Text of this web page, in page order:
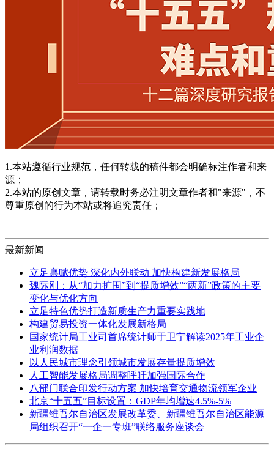
1.本站遵循行业规范，任何转载的稿件都会明确标注作者和来
源；
2.本站的原创文章，请转载时务必注明文章作者和"来源"，不
尊重原创的行为本站或将追究责任；
最新新闻
立足禀赋优势 深化内外联动 加快构建新发展格局
魏际刚：从“加力扩围”到“提质增效”“两新”政策的主要
变化与优化方向
立足特色优势打造新质生产力重要实践地
构建贸易投资一体化发展新格局
国家统计局工业司首席统计师于卫宁解读2025年工业企
业利润数据
以人民城市理念引领城市发展存量提质增效
人工智能发展格局调整呼吁加强国际合作
八部门联合印发行动方案 加快培育交通物流领军企业
北京“十五五”目标设置：GDP年均增速4.5%-5%
新疆维吾尔自治区发展改革委、新疆维吾尔自治区能源
局组织召开“一企一专班”联络服务座谈会